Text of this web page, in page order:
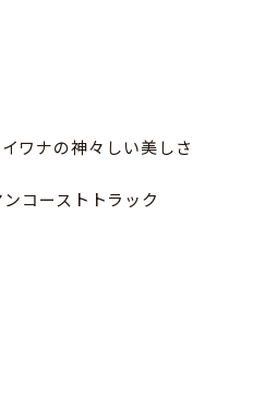
ワナの神々しい美しさ
コーストトラック